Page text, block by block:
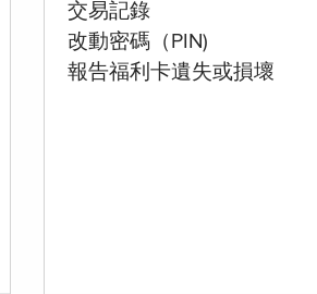
交易記錄
改動密碼（PIN)
報告福利卡遺失或損壞